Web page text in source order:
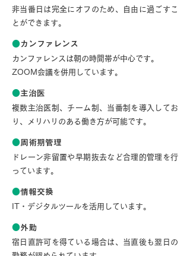
非当番日は完全にオフのため、自由に過ごすこ
とができます。
●カンファレンス
カンファレンスは朝の時間帯が中心です。
ZOOM会議を併用しています。
●主治医
複数主治医制、チーム制、当番制を導入してお
り、メリハリのある働き方が可能です。
●周術期管理
ドレーン非留置や早期抜去など合理的管理を行
っています。
●情報交換
IT・デジタルツールを活用しています。
●外勤
宿日直許可を得ている場合は、当直後も翌日の